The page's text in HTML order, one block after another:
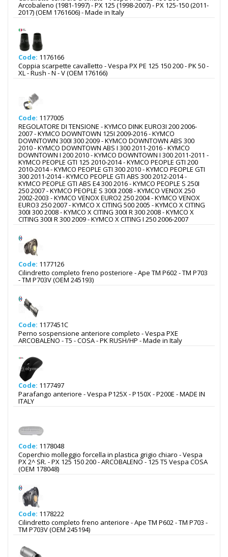
Arcobaleno (1981-1997) - PX 125 (1998-2007) - PX 125-150 (2011-
2017) (OEM 1761606) - Made in Italy
Code: 1176166
Coppia scarpette cavalletto - Vespa PX PE 125 150 200 - PK 50 -
XL - Rush - N - V (OEM 176166)
Code: 1177005
REGOLATORE DI TENSIONE - KYMCO DINK EURO3I 200 2006-
2007 - KYMCO DOWNTOWN 125I 2009-2016 - KYMCO
DOWNTOWN 300I 300 2009 - KYMCO DOWNTOWN ABS 300
2010 - KYMCO DOWNTOWN ABS I 300 2011-2016 - KYMCO
DOWNTOWN I 200 2010 - KYMCO DOWNTOWN I 300 2011-2011 -
KYMCO PEOPLE GTI 125 2010-2014 - KYMCO PEOPLE GTI 200
2010-2014 - KYMCO PEOPLE GTI 300 2010 - KYMCO PEOPLE GTI
300 2011-2014 - KYMCO PEOPLE GTI ABS 300 2012-2014 -
KYMCO PEOPLE GTI ABS E4 300 2016 - KYMCO PEOPLE S 250I
250 2007 - KYMCO PEOPLE S 300I 2008 - KYMCO VENOX 250
2002-2003 - KYMCO VENOX EURO2 250 2004 - KYMCO VENOX
EURO3 250 2007 - KYMCO X CITING 500 2005 - KYMCO X CITING
300I 300 2008 - KYMCO X CITING 300I R 300 2008 - KYMCO X
CITING 300I R 300 2009 - KYMCO X CITING I 250 2006-2007
Code: 1177126
Cilindretto completo freno posteriore - Ape TM P602 - TM P703
- TM P703V (OEM 245193)
Code: 1177451C
Perno sospensione anteriore completo - Vespa PXE
ARCOBALENO - T5 - COSA - PK RUSH/HP - Made in Italy
Code: 1177497
Parafango anteriore - Vespa P125X - P150X - P200E - MADE IN
ITALY
Code: 1178048
Coperchio molleggio forcella in plastica grigio chiaro - Vespa
PX 2^ SR. - PX 125 150 200 - ARCOBALENO - 125 T5 Vespa COSA
(OEM 178048)
Code: 1178222
Cilindretto completo freno anteriore - Ape TM P602 - TM P703 -
TM P703V (OEM 245194)